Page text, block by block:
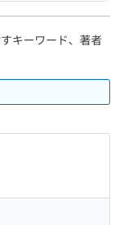
キーワード、著者